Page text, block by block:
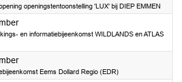
openingstentoonstelling 'LUX' bij DIEP EMMEN
2026
en informatiebijeenkomst WILDLANDS en ATLAS
2026
Eems Dollard Regio (EDR)